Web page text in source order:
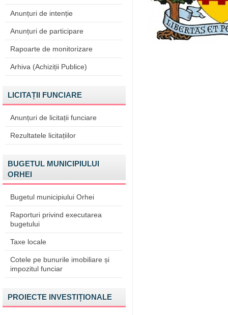
Anunțuri de intenție
Anunțuri de participare
Rapoarte de monitorizare
Arhiva (Achiziții Publice)
LICITAȚII FUNCIARE
Anunțuri de licitații funciare
Rezultatele licitațiilor
BUGETUL MUNICIPIULUI
ORHEI
Bugetul municipiului Orhei
Raporturi privind executarea
bugetului
Taxe locale
Cotele pe bunurile imobiliare și
impozitul funciar
PROIECTE INVESTIȚIONALE